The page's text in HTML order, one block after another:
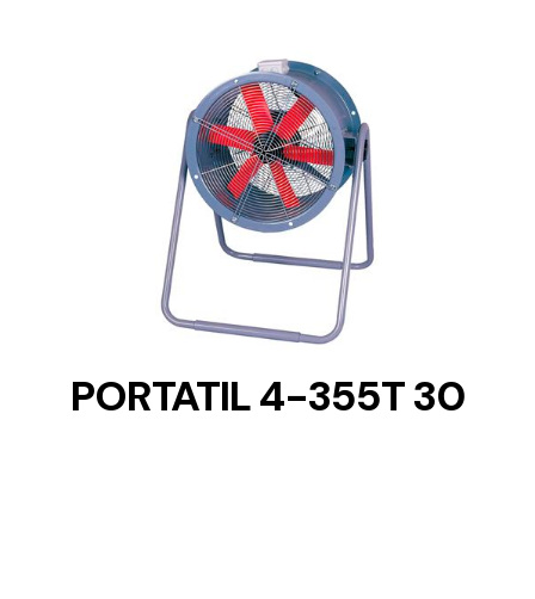
DETAILS
PORTATIL 4-355T 30